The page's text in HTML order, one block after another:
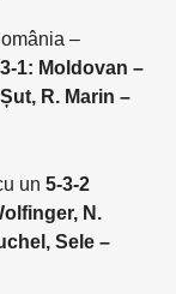
–
1: Moldovan –
R. Marin –
un 5-3-2
N.
Sele –